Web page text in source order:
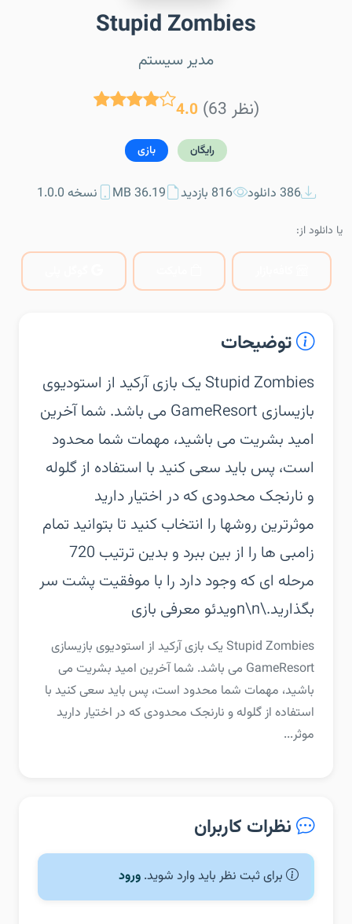
Stupid Zombies
مدیر سیستم
4.0 (63 نظر)
رایگان بازی
386 دانلود 816 بازدید 36.19 MB نسخه 1.0.0
یا دانلود از:
توضیحات
‏‏Stupid Zombies یک بازی آرکید از استودیوی
بازیسازی GameResort می باشد. شما آخرین
امید بشریت می باشید، مهمات شما محدود
است، پس باید سعی کنید با استفاده از گلوله
و نارنجک محدودی که در اختیار دارید
موثرترین روشها را انتخاب کنید تا بتوانید تمام
زامبی ها را از بین ببرد و بدین ترتیب 720
مرحله ای که وجود دارد را با موفقیت پشت سر
بگذارید.\n\nویدئو معرفی بازی
‏‏Stupid Zombies یک بازی آرکید از استودیوی بازیسازی
GameResort می باشد. شما آخرین امید بشریت می
باشید، مهمات شما محدود است، پس باید سعی کنید با
استفاده از گلوله و نارنجک محدودی که در اختیار دارید
موثر...
نظرات کاربران
برای ثبت نظر باید وارد شوید. ورود